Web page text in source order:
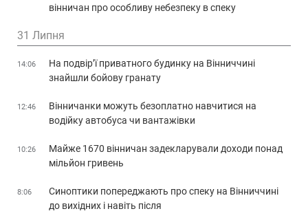
вінничан про особливу небезпеку в спеку
31 Липня
14:06
На подвір’ї приватного будинку на Вінниччині
знайшли бойову гранату
12:46
Вінничанки можуть безоплатно навчитися на
водійку автобуса чи вантажівки
10:26
Майже 1670 вінничан задекларували доходи понад
мільйон гривень
8:06
Синоптики попереджають про спеку на Вінниччині
до вихідних і навіть після